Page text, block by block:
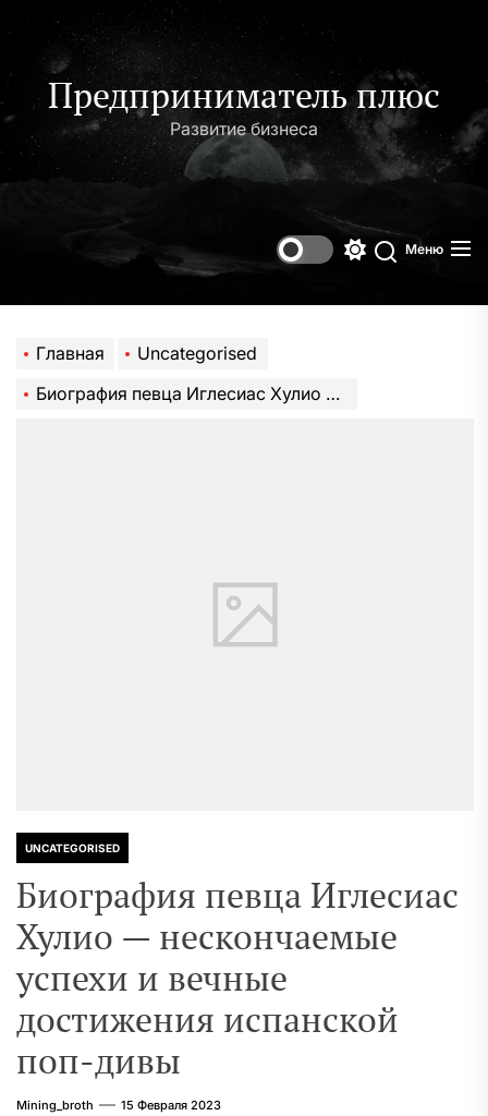
содержимому
Предприниматель плюс
Развитие бизнеса
Поиск
Меню
Главная
Uncategorised
Биография певца Иглесиас Хулио — нескончаемые успехи и вечные достижения испанской поп-дивы
UNCATEGORISED
Биография певца Иглесиас
Хулио — нескончаемые
успехи и вечные
достижения испанской
поп-дивы
Mining_broth 15 Февраля 2023